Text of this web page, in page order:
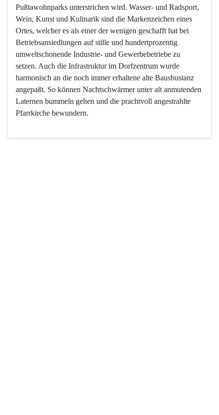
Pußtawohnparks unterstrichen wird. Wasser- und Radsport,
Wein, Kunst und Kulinarik sind die Markenzeichen eines
Ortes, welcher es als einer der wenigen geschafft hat bei
Betriebsansiedlungen auf stille und hundertprozentig
umweltschonende Industrie- und Gewerbebetriebe zu
setzen. Auch die Infrastruktur im Dorfzentrum wurde
harmonisch an die noch immer erhaltene alte Bausbustanz
angepaßt. So können Nachtschwärmer unter alt anmutenden
Laternen bummeln gehen und die prachtvoll angestrahlte
Pfarrkirche bewundern.
Der Weinbau dominert heute nicht mehr, ist aber integrativer